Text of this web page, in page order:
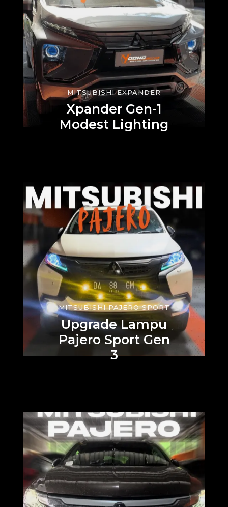
MITSUBISHI EXPANDER
Xpander Gen-1
Modest Lighting
MITSUBISHI PAJERO SPORT
Upgrade Lampu
Pajero Sport Gen
3